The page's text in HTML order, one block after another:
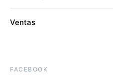
Ventas
FACEBOOK